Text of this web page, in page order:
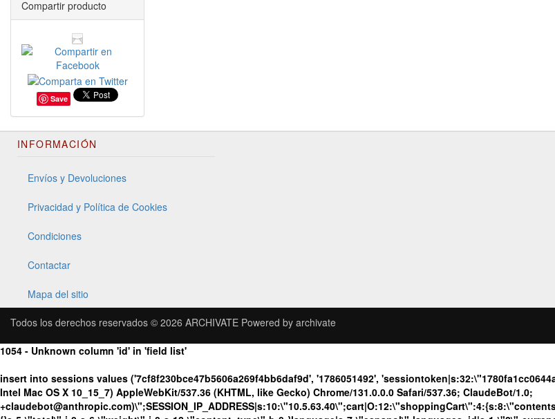
Compartir producto
Save
INFORMACIÓN
Envíos y Devoluciones
Privacidad y Política de Cookies
Condiciones
Contactar
Mapa del sitio
Todos los derechos reservados © 2026 ARCHIVATE Powered by archivate
1054 - Unknown column 'id' in 'field list'
insert into sessions values ('7cf8f230bce47b5606a269f4bb6daf9d', '1786051492',
Intel Mac OS X 10_15_7) AppleWebKit/537.36 (KHTML, like Gecko) Chrome/131.0.0.0 Safari/537.36; ClaudeBot/1.0;